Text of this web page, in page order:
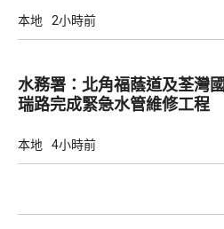
本地 2小時前
水務署：北角福蔭道及荃灣國
瑞路完成緊急水管維修工程
本地 4小時前